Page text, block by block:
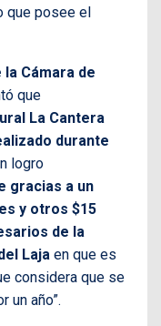
que posee el
Cámara de
que
La Cantera
durante
logro
gracias a un
y otros $15
de la
Laja en que es
considera que se
un año”.